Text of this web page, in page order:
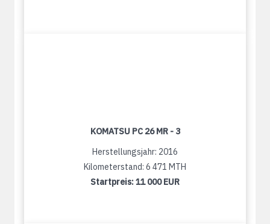
KOMATSU PC 26 MR - 3
Herstellungsjahr: 2016
Kilometerstand: 6 471 MTH
Startpreis:11 000 EUR